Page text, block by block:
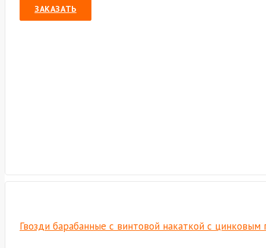
ЗАКАЗАТЬ
Гвозди барабанные с винтовой накаткой с